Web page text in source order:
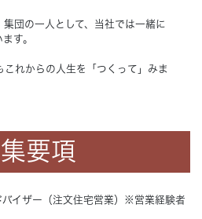
団の一人として、当社では一緒に
す。
これからの人生を「つくって」みま
要項
バイザー（注文住宅営業）※営業経験者